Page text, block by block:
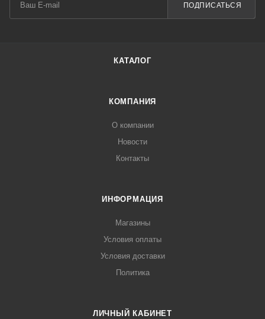
ПОДПИСАТЬСЯ
КАТАЛОГ
КОМПАНИЯ
О компании
Новости
Контакты
ИНФОРМАЦИЯ
Магазины
Условия оплаты
Условия доставки
Политика
ЛИЧНЫЙ КАБИНЕТ